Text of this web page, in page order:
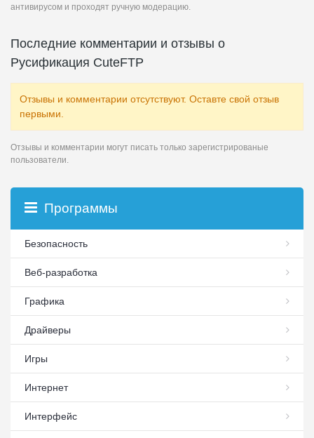
антивирусом и проходят ручную модерацию.
Последние комментарии и отзывы о
Русификация CuteFTP
Отзывы и комментарии отсутствуют. Оставте свой отзыв
первыми.
Отзывы и комментарии могут писать только зарегистрированые
пользователи.
Программы
Безопасность
Веб-разработка
Графика
Драйверы
Игры
Интернет
Интерфейс